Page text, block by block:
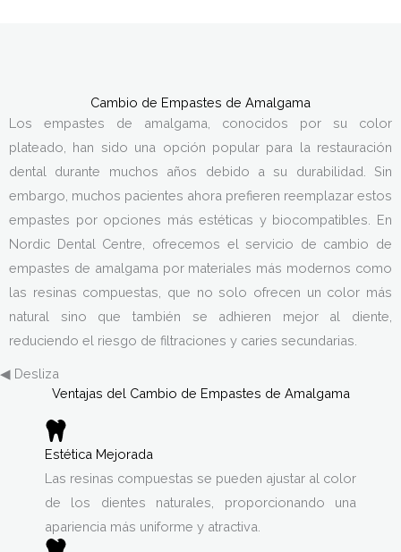
Cambio de Empastes de Amalgama
Los empastes de amalgama, conocidos por su color
plateado, han sido una opción popular para la restauración
dental durante muchos años debido a su durabilidad. Sin
embargo, muchos pacientes ahora prefieren reemplazar estos
empastes por opciones más estéticas y biocompatibles. En
Nordic Dental Centre, ofrecemos el servicio de cambio de
empastes de amalgama por materiales más modernos como
las resinas compuestas, que no solo ofrecen un color más
natural sino que también se adhieren mejor al diente,
reduciendo el riesgo de filtraciones y caries secundarias.
◀ Desliza
Ventajas del Cambio de Empastes de Amalgama
Estética Mejorada
Las resinas compuestas se pueden ajustar al color
de los dientes naturales, proporcionando una
apariencia más uniforme y atractiva.